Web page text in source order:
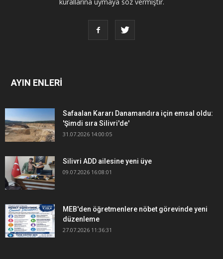
AYIN ENLERİ
Safaalan Kararı Danamandıra için emsal oldu:
'Şimdi sıra Silivri'de'
31.07.2026 14:00:05
Silivri ADD ailesine yeni üye
09.07.2026 16:08:01
MEB'den öğretmenlere nöbet görevinde yeni
düzenleme
27.07.2026 11:36:31